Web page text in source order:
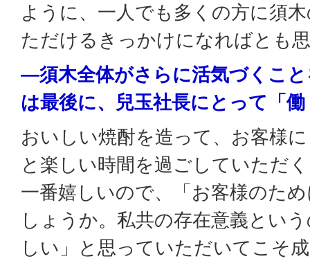
ように、一人でも多くの方に須
ただけるきっかけになればとも
―須木全体がさらに活気づくこ
は最後に、兒玉社長にとって「
おいしい焼酎を造って、お客様
と楽しい時間を過ごしていただ
一番嬉しいので、「お客様のた
しょうか。私共の存在意義とい
しい」と思っていただいてこそ